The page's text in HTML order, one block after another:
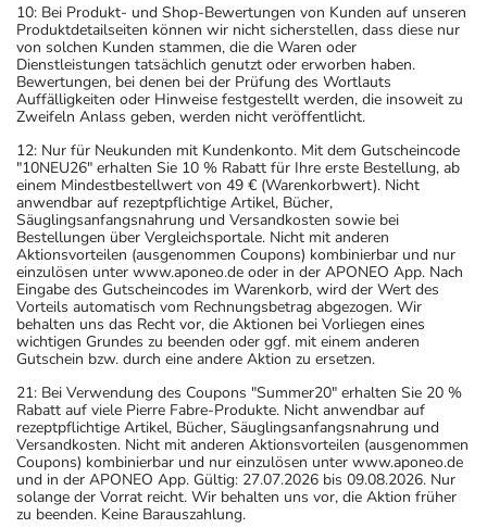
10: Bei Produkt- und Shop-Bewertungen von Kunden auf unseren
Produktdetailseiten können wir nicht sicherstellen, dass diese nur
von solchen Kunden stammen, die die Waren oder
Dienstleistungen tatsächlich genutzt oder erworben haben.
Bewertungen, bei denen bei der Prüfung des Wortlauts
Auffälligkeiten oder Hinweise festgestellt werden, die insoweit zu
Zweifeln Anlass geben, werden nicht veröffentlicht.
12: Nur für Neukunden mit Kundenkonto. Mit dem Gutscheincode
"10NEU26" erhalten Sie 10 % Rabatt für Ihre erste Bestellung, ab
einem Mindestbestellwert von 49 € (Warenkorbwert). Nicht
anwendbar auf rezeptpflichtige Artikel, Bücher,
Säuglingsanfangsnahrung und Versandkosten sowie bei
Bestellungen über Vergleichsportale. Nicht mit anderen
Aktionsvorteilen (ausgenommen Coupons) kombinierbar und nur
einzulösen unter www.aponeo.de oder in der APONEO App. Nach
Eingabe des Gutscheincodes im Warenkorb, wird der Wert des
Vorteils automatisch vom Rechnungsbetrag abgezogen. Wir
behalten uns das Recht vor, die Aktionen bei Vorliegen eines
wichtigen Grundes zu beenden oder ggf. mit einem anderen
Gutschein bzw. durch eine andere Aktion zu ersetzen.
21: Bei Verwendung des Coupons "Summer20" erhalten Sie 20 %
Rabatt auf viele Pierre Fabre-Produkte. Nicht anwendbar auf
rezeptpflichtige Artikel, Bücher, Säuglingsanfangsnahrung und
Versandkosten. Nicht mit anderen Aktionsvorteilen (ausgenommen
Coupons) kombinierbar und nur einzulösen unter www.aponeo.de
und in der APONEO App. Gültig: 27.07.2026 bis 09.08.2026. Nur
solange der Vorrat reicht. Wir behalten uns vor, die Aktion früher
zu beenden. Keine Barauszahlung.